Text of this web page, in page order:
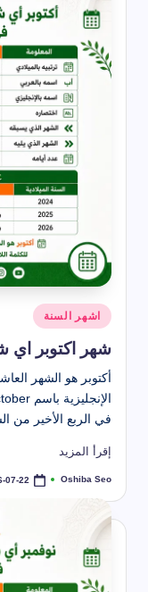
نُشر
في
اشهر السنة
شهر اكتوبر اي
أكتوبر هو الشهر
في الربع الأخير من
إقرأ المزيد
تمّ
بواسطة
Oshiba Seo
07-22